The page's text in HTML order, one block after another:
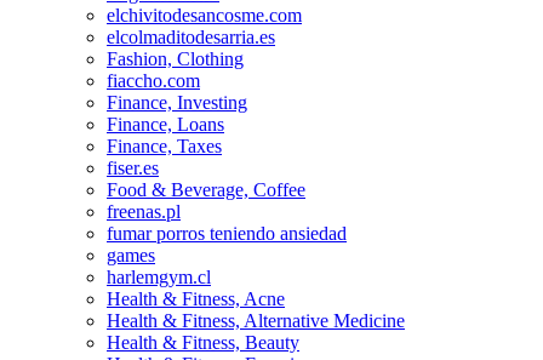
elchivitodesancosme.com
elcolmaditodesarria.es
Fashion, Clothing
fiaccho.com
Finance, Investing
Finance, Loans
Finance, Taxes
fiser.es
Food & Beverage, Coffee
freenas.pl
fumar porros teniendo ansiedad
games
harlemgym.cl
Health & Fitness, Acne
Health & Fitness, Alternative Medicine
Health & Fitness, Beauty